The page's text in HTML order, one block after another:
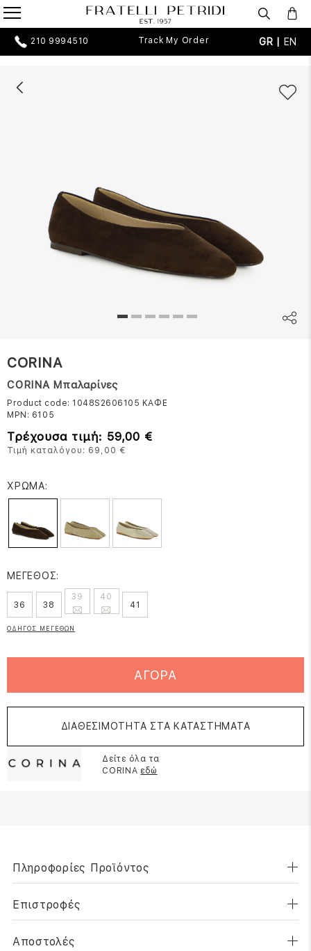
210 9994510 Track My Order GR | EN
CORINA
CORINA Μπαλαρίνες
Product code: 1048S2606105 ΚΑΦΕ
MPN: 6105
Τρέχουσα τιμή: 59,00 €
Τιμή καταλόγου: 69,00 €
ΧΡΩΜΑ:
ΜΕΓΕΘΟΣ:
36 38
39
40
41
ΟΔΗΓΟΣ ΜΕΓΕΘΩΝ
ΑΓΟΡΑ
ΔΙΑΘΕΣΙΜΟΤΗΤΑ ΣΤΑ ΚΑΤΑΣΤΗΜΑΤΑ
Δείτε όλα τα
CORINA εδώ
Πληροφορίες Προϊόντος
Επιστροφές
Αποστολές